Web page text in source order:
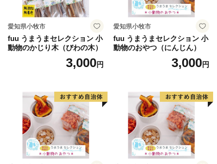
愛知県小牧市
fuu うまうまセレクション 小
動物のかじり木（びわの木）
3,000円
愛知県小牧市
fuu うまうまセレクション 小
動物のおやつ（にんじん）
3,000円